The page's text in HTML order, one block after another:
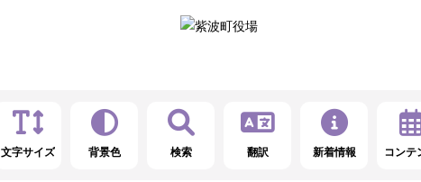
文字サイズ 背景色 検索 翻訳 新着情報 コンテ